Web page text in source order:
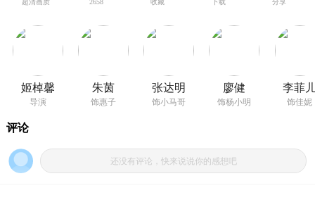
饰）、成名已久的女演员惠子（朱茵 饰）机缘偶
哥和惠子有了深入了解。恍然大悟的杨小明打算
离开超市，才发现自己并没有那么容易脱身……
2658
姬棹馨
导演
朱茵
饰惠子
张达明
饰小马哥
廖健
饰杨小明
李菲
饰佳妮